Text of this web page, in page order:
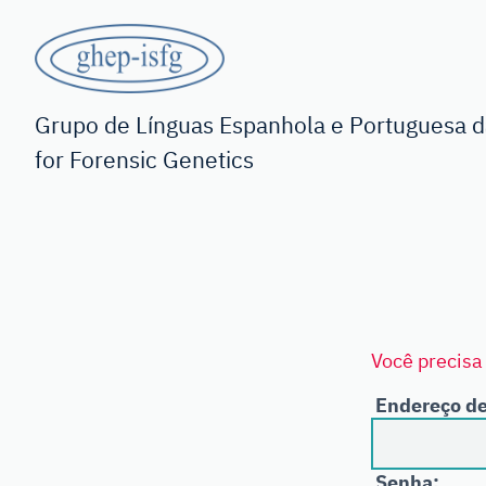
conteúdo
GHEP
-
ISFG
Grupo de Línguas Espanhola e Portuguesa
for Forensic Genetics
Você
Endereço